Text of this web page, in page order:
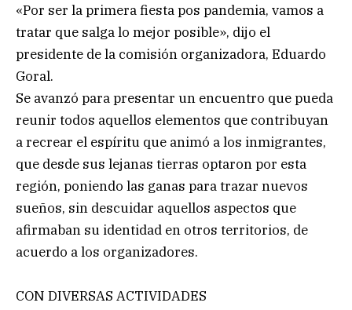
«Por ser la primera fiesta pos pandemia, vamos a
tratar que salga lo mejor posible», dijo el
presidente de la comisión organizadora, Eduardo
Goral.
Se avanzó para presentar un encuentro que pueda
reunir todos aquellos elementos que contribuyan
a recrear el espíritu que animó a los inmigrantes,
que desde sus lejanas tierras optaron por esta
región, poniendo las ganas para trazar nuevos
sueños, sin descuidar aquellos aspectos que
afirmaban su identidad en otros territorios, de
acuerdo a los organizadores.
CON DIVERSAS ACTIVIDADES